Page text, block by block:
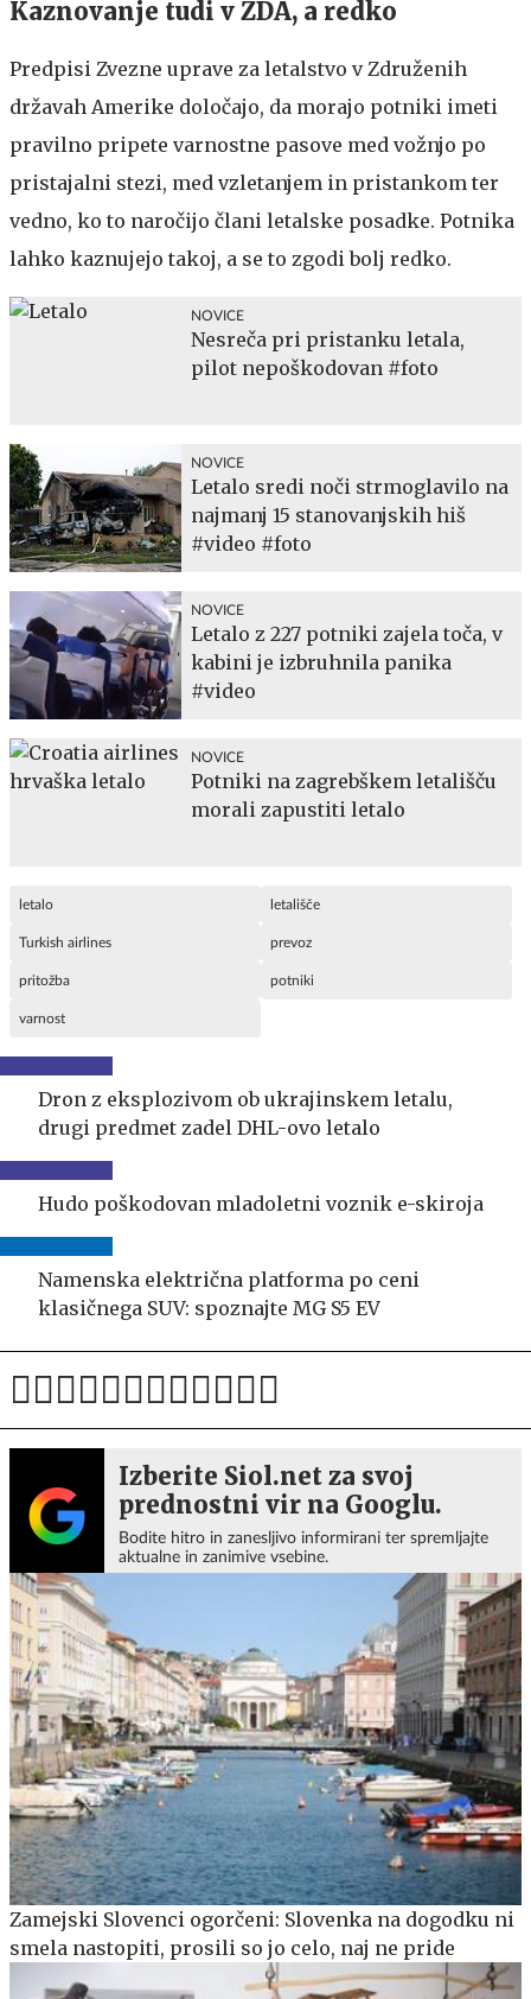
Kaznovanje tudi v ZDA, a redko
Predpisi Zvezne uprave za letalstvo v Združenih
državah Amerike določajo, da morajo potniki imeti
pravilno pripete varnostne pasove med vožnjo po
pristajalni stezi, med vzletanjem in pristankom ter
vedno, ko to naročijo člani letalske posadke. Potnika
lahko kaznujejo takoj, a se to zgodi bolj redko.
NOVICE
Nesreča pri pristanku letala,
pilot nepoškodovan #foto
NOVICE
Letalo sredi noči strmoglavilo na
najmanj 15 stanovanjskih hiš
#video #foto
NOVICE
Letalo z 227 potniki zajela toča, v
kabini je izbruhnila panika
#video
NOVICE
Potniki na zagrebškem letališču
morali zapustiti letalo
letalo letališče
Turkish airlines prevoz
pritožba potniki
varnost
Dron z eksplozivom ob ukrajinskem letalu,
drugi predmet zadel DHL-ovo letalo
Hudo poškodovan mladoletni voznik e-skiroja
Namenska električna platforma po ceni
klasičnega SUV: spoznajte MG S5 EV
Izberite Siol.net za svoj
prednostni vir na Googlu.
Bodite hitro in zanesljivo informirani ter spremljajte
aktualne in zanimive vsebine.
Zamejski Slovenci ogorčeni: Slovenka na dogodku ni
smela nastopiti, prosili so jo celo, naj ne pride